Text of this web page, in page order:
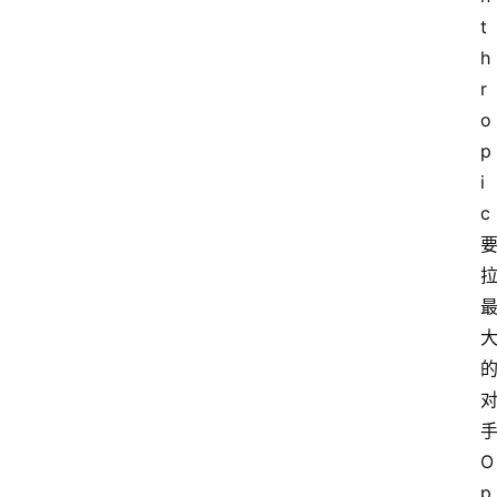
t
h
r
o
p
i
c
要
拉
最
大
的
对
手
O
p